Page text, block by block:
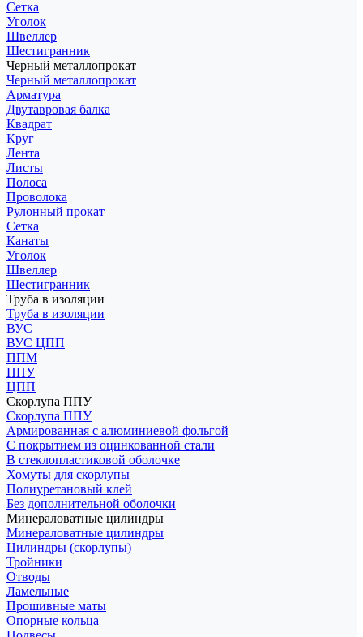
Сетка
Уголок
Швеллер
Шестигранник
Черный металлопрокат
Черный металлопрокат
Арматура
Двутавровая балка
Квадрат
Круг
Лента
Листы
Полоса
Проволока
Рулонный прокат
Сетка
Канаты
Уголок
Швеллер
Шестигранник
Труба в изоляции
Труба в изоляции
ВУС
ВУС ЦПП
ППМ
ППУ
ЦПП
Скорлупа ППУ
Скорлупа ППУ
Армированная с алюминиевой фольгой
С покрытием из оцинкованной стали
В стеклопластиковой оболочке
Хомуты для скорлупы
Полиуретановый клей
Без дополнительной оболочки
Минераловатные цилиндры
Минераловатные цилиндры
Цилиндры (скорлупы)
Тройники
Отводы
Ламельные
Прошивные маты
Опорные кольца